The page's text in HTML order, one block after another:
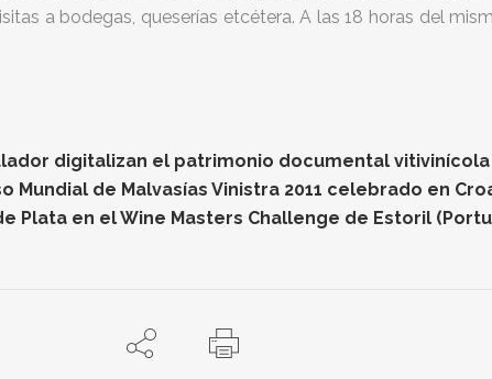
a bodegas, queserías etcétera. A las 18 horas del
digitalizan el patrimonio documental
Mundial de Malvasías Vinistra 2011 celebrado en
Plata en el Wine Masters Challenge de Estoril